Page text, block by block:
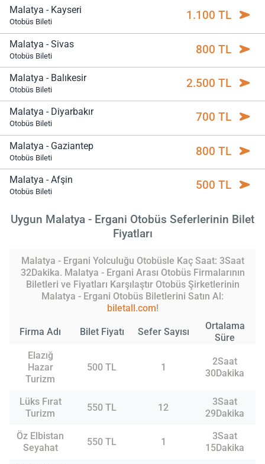
Malatya - Kayseri
Otobüs Bileti 1.100 TL
Malatya - Sivas
Otobüs Bileti 800 TL
Malatya - Balıkesir
Otobüs Bileti 2.500 TL
Malatya - Diyarbakır
Otobüs Bileti 700 TL
Malatya - Gaziantep
Otobüs Bileti 800 TL
Malatya - Afşin
Otobüs Bileti 500 TL
Uygun Malatya - Ergani Otobüs Seferlerinin Bilet
Fiyatları
Malatya - Ergani Yolculuğu Otobüsle Kaç Saat: 3Saat
32Dakika. Malatya - Ergani Arası Otobüs Firmalarının
Biletleri ve Fiyatları Karşılaştır Otobüs Şirketlerinin
Malatya - Ergani Otobüs Biletlerini Satın Al:
biletall.com!
Firma Adı Bilet Fiyatı Sefer Sayısı
Ortalama
Süre
Elazığ
Hazar
Turizm
500 TL 1
2Saat
30Dakika
Lüks Fırat
Turizm
550 TL 12
3Saat
29Dakika
Öz Elbistan
Seyahat
550 TL 1
3Saat
15Dakika